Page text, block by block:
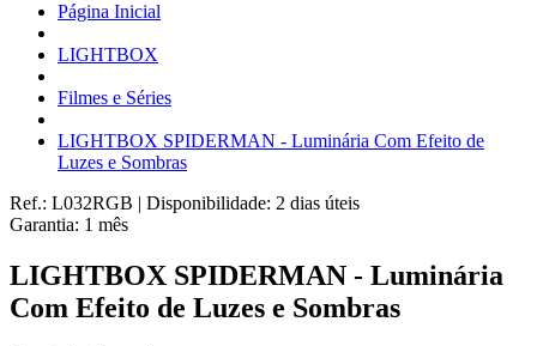
Página Inicial
LIGHTBOX
Filmes e Séries
LIGHTBOX SPIDERMAN - Luminária Com Efeito de
Luzes e Sombras
Ref.: L032RGB | Disponibilidade: 2 dias úteis
Garantia: 1 mês
LIGHTBOX SPIDERMAN - Luminária
Com Efeito de Luzes e Sombras